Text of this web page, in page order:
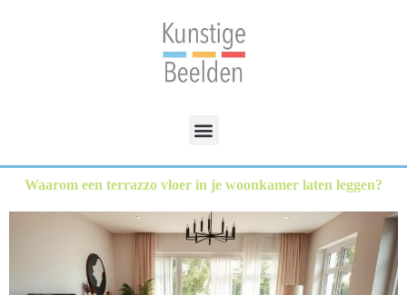
Waarom een terrazzo vloer in je woonkamer laten leggen?